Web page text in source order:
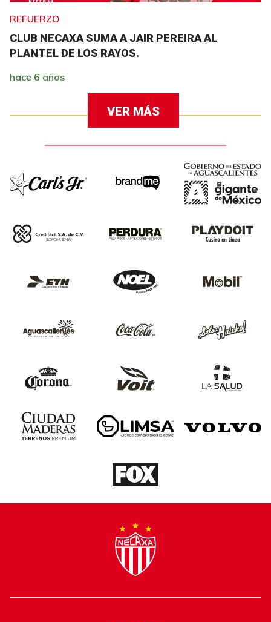
REFUERZO
CLUB NECAXA SUMA A JAIR PEREIRA AL
PLANTEL DE LOS RAYOS.
hace 6 años
VER MÁS